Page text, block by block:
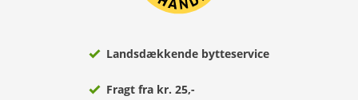
Landsdækkende bytteservice
Fragt fra kr. 25,-